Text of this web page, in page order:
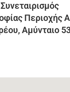
Περιοχής
Αμύνταιο